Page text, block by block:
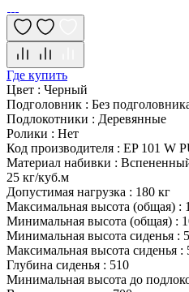
Где купить
Цвет : Черный
Подголовник : Без
Подлокотники : Деревянные
Ролики : Нет
Код производителя : EP 101 W
Материал набивки :
25 кг/куб.м
Допустимая нагрузка : 180 кг
Максимальная высота (общая) :
Минимальная высота (общая) :
Минимальная высота сиденья :
Максимальная высота сиденья :
Глубина сиденья : 510
Минимальная высота до